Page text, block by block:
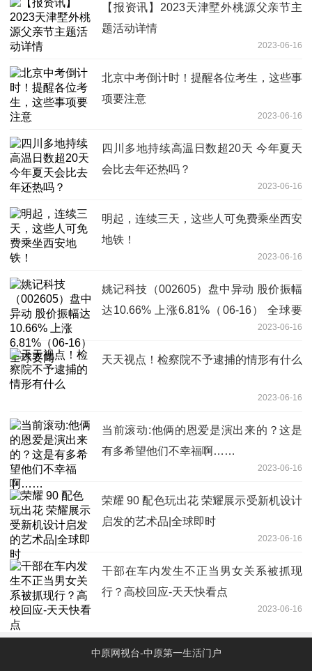
【报资讯】2023天津墅外桃源父亲节主
题活动详情
2023-06-16
​北京中考倒计时！提醒各位考生，这些事
项要注意
2023-06-16
四川多地持续高温日数超20天 今年夏天
会比去年还热吗？
2023-06-16
明起，连续三天，这些人可免费乘坐西安
地铁！
2023-06-16
姚记科技（002605）盘中异动 股价振幅
达10.66% 上涨6.81%（06-16） 全球要
2023-06-16
天天视点！检察院不予逮捕的情形有什么
2023-06-16
当前滚动:他俩的恩爱是演出来的？这是
有多希望他们不幸福啊……
2023-06-16
荣耀 90 配色玩出花 荣耀展示受新机设计
启发的艺术品|全球即时
2023-06-16
干部在车内发生不正当男女关系被抓现
行？高校回应-天天快看点
2023-06-16
中原网视台-中原第一生活门户